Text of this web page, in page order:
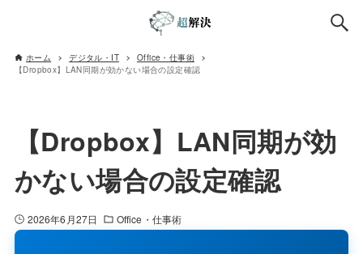
ホーム デジタル・IT
Office・仕事術
【Dropbox】LAN同期が効かない場合の設定確認
【Dropbox】LAN同期が効
かない場合の設定確認
2026年6月27日 Office・仕事術